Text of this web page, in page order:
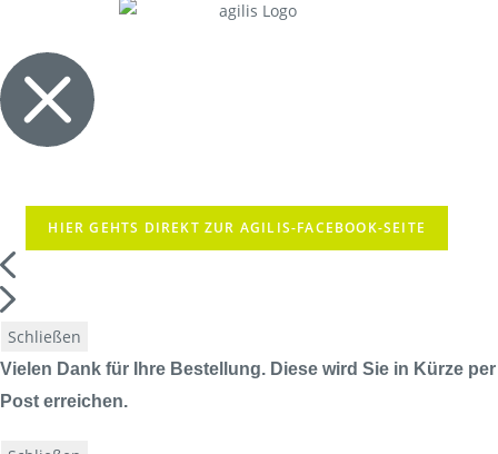
HIER GEHTS DIREKT ZUR AGILIS-FACEBOOK-SEITE
Schließen
Vielen Dank für Ihre Bestellung. Diese wird Sie in Kürze per
Post erreichen.